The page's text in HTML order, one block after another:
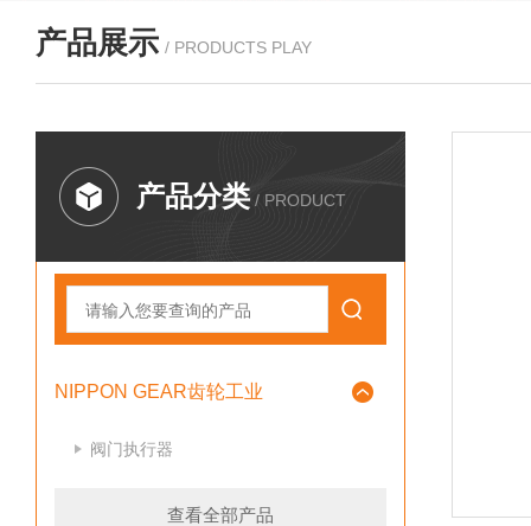
产品展示 / PRODUCTS PLAY
产品分类 / PRODUCT
NIPPON GEAR齿轮工业
阀门执行器
查看全部产品